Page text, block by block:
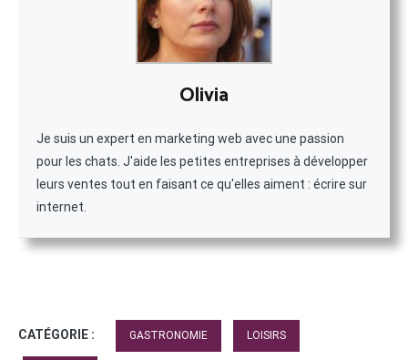
Olivia
Je suis un expert en marketing web avec une passion
pour les chats. J'aide les petites entreprises à développer
leurs ventes tout en faisant ce qu'elles aiment : écrire sur
internet.
CATÉGORIE : GASTRONOMIE LOISIRS